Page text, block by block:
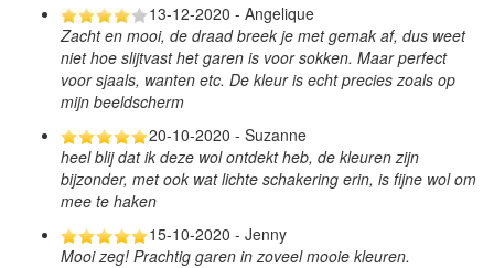
13-12-2020 - Angelique
Zacht en mooi, de draad breek je met gemak af, dus weet
niet hoe slijtvast het garen is voor sokken. Maar perfect
voor sjaals, wanten etc. De kleur is echt precies zoals op
mijn beeldscherm
20-10-2020 - Suzanne
heel blij dat ik deze wol ontdekt heb, de kleuren zijn
bijzonder, met ook wat lichte schakering erin, is fijne wol om
mee te haken
15-10-2020 - Jenny
Mooi zeg! Prachtig garen in zoveel mooie kleuren.